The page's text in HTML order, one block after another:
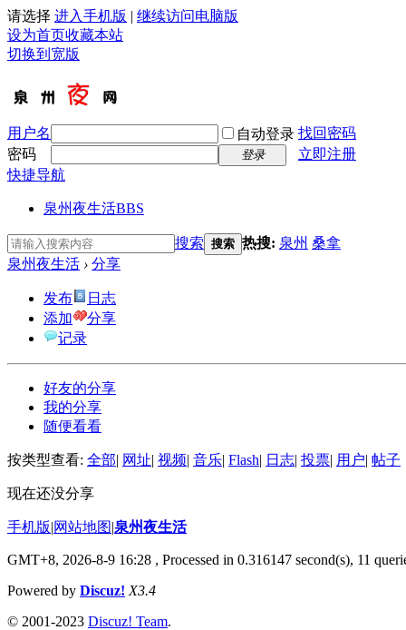
请选择 进入手机版 | 继续访问电脑版
设为首页收藏本站
切换到宽版
用户名 自动登录 找回密码
密码
登录
立即注册
快捷导航
泉州夜生活BBS
搜索 搜索 热搜: 泉州 桑拿
泉州夜生活 › 分享
发布
日志
添加
分享
记录
好友的分享
我的分享
随便看看
按类型查看: 全部| 网址| 视频| 音乐| Flash| 日志| 投票| 用户| 帖子
现在还没分享
手机版|网站地图|泉州夜生活
GMT+8, 2026-8-9 16:28 , Processed in 0.316147 second(s), 11
Powered by Discuz! X3.4
© 2001-2023 Discuz! Team.